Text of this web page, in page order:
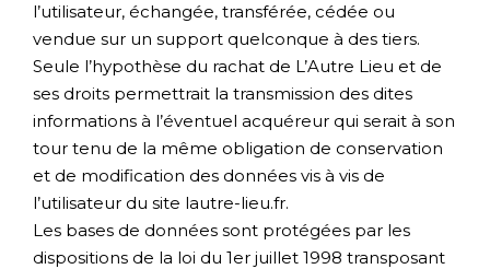
l’utilisateur, échangée, transférée, cédée ou
vendue sur un support quelconque à des tiers.
Seule l’hypothèse du rachat de L’Autre Lieu et de
ses droits permettrait la transmission des dites
informations à l’éventuel acquéreur qui serait à son
tour tenu de la même obligation de conservation
et de modification des données vis à vis de
l’utilisateur du site lautre-lieu.fr.
Les bases de données sont protégées par les
dispositions de la loi du 1er juillet 1998 transposant